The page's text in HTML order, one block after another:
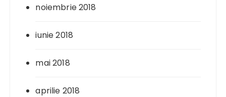
noiembrie 2018
iunie 2018
mai 2018
aprilie 2018